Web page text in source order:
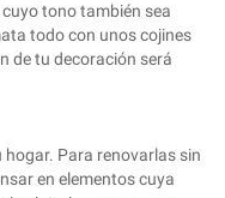
tono también sea
todo con unos cojines
de tu decoración será
hogar. Para renovarlas sin
en elementos cuya